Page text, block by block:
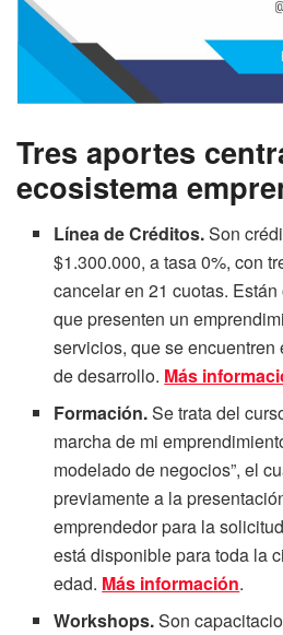
Tres aportes
ecosistema
Línea de Créditos.Son
$1.300.000, a tasa 0%, con
cancelar en 21 cuotas.
que presenten un
servicios, que se
de desarrollo. Más
Formación.Se trata del
marcha de mi
modelado de negocios”, el
previamente a la
emprendedor para la
está disponible para toda la
edad. Más información.
Workshops.Son